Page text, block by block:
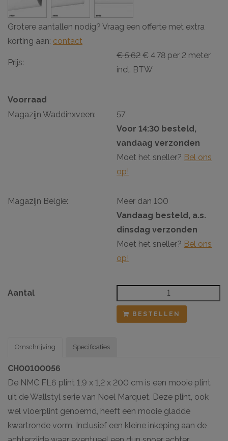
Grotere aantallen nodig? Vraag een offerte met extra
korting aan: contact
Prijs:
€ 5,62 € 4,78 per 2 meter
incl. BTW
Voorraad
Magazijn Waddinxveen:
57
Voor 14:30 besteld,
vandaag verzonden
Moet het sneller? Bel ons
op!
Magazijn België:
Meer dan 100
Vandaag besteld, a.s.
dinsdag verzonden
Moet het sneller? Bel ons
op!
Aantal
BESTELLEN
Omschrijving
CH00100056
De NMC FL6 plint 1,9 x 1,2 x 200 cm is een mooie plint
uit de Wallstyl serie van Noel Marquet. Deze plint, ook
wel vloerplint genoemd, heeft een mooie gladde
kwartronde vorm. Inclusief een kleine inkeping aan de
Specificaties